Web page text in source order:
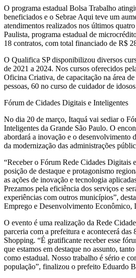
O programa estadual Bolsa Trabalho
beneficiados e o Sebrae Aqui teve um
atendimentos realizados nos últimos
Paulista, programa estadual de
18 contratos, com total financiado de R$
O Qualifica SP disponibilizou diversos
de 2021 a 2024. Nos cursos oferecidos
Oficina Criativa, de capacitação na área
pessoas, 60 no curso de cuidador de
Fórum de Cidades Digitais e Inteligentes
No dia 20 de março, Itaquá vai sediar o
Inteligentes da Grande São Paulo. O
abordará a inovação e o desenvolvimento
da modernização das administrações
“Receber o Fórum Rede Cidades Digitais
posição de destaque e protagonismo
as ações de inovação e tecnologia
Prezamos pela eficiência dos serviços e
experiências com outros municípios”,
Emprego e Desenvolvimento Econômico,
O evento é uma realização da Rede
parceria com a prefeitura e acontecerá das
Shopping. “É gratificante receber esse
que estamos em destaque no assunto,
como estadual. Nosso trabalho é sério e
população”, finalizou o prefeito Eduardo